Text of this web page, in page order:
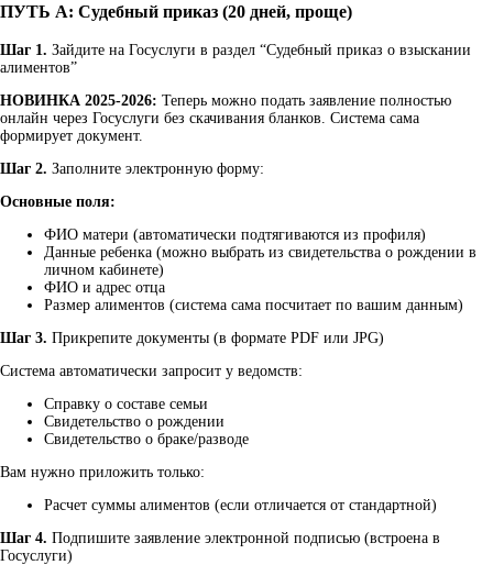
ПУТЬ А: Судебный приказ (20 дней, проще)
Шаг 1. Зайдите на Госуслуги в раздел “Судебный приказ о взыскании
алиментов”
НОВИНКА 2025-2026: Теперь можно подать заявление полностью
онлайн через Госуслуги без скачивания бланков. Система сама
формирует документ.
Шаг 2. Заполните электронную форму:
Основные поля:
ФИО матери (автоматически подтягиваются из профиля)
Данные ребенка (можно выбрать из свидетельства о рождении в
личном кабинете)
ФИО и адрес отца
Размер алиментов (система сама посчитает по вашим данным)
Шаг 3. Прикрепите документы (в формате PDF или JPG)
Система автоматически запросит у ведомств:
Справку о составе семьи
Свидетельство о рождении
Свидетельство о браке/разводе
Вам нужно приложить только:
Расчет суммы алиментов (если отличается от стандартной)
Шаг 4. Подпишите заявление электронной подписью (встроена в
Госуслуги)